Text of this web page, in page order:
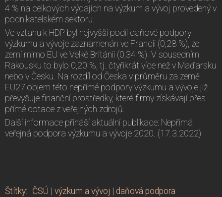
4 % na celkových výdajích na výzkum a vývoj provedený v
podnikatelském sektoru.
Ve vztahu k HDP byl nejvyšší podíl daňové podpory
výzkumu a vývoje zaznamenán ve Francii (0,28 %), ze
zemí mimo EU ve Velké Británii (0,34 %). V sousedním
Rakousku to bylo 0,20 %, tj. čtyřikrát více než v Maďarsku
nebo v Česku. Na rozdíl od Česka v průměru za země
EU27 objem této nepřímé podpory výzkumu a vývoje již
převyšuje finanční prostředky, které firmy získávají přes
přímé dotace z veřejných zdrojů.
Další informace přináší aktuální publikace: Nepřímá
veřejná podpora výzkumu a vývoje 2020. (17.3.2022)
Štítky: ČSÚ | výzkum a vývoj | daňová podpora